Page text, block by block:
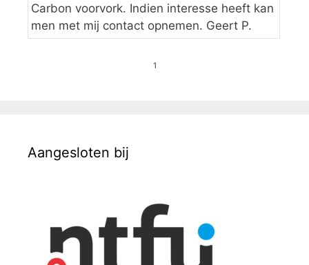
Carbon voorvork. Indien interesse heeft kan
men met mij contact opnemen. Geert P.
1
Aangesloten bij